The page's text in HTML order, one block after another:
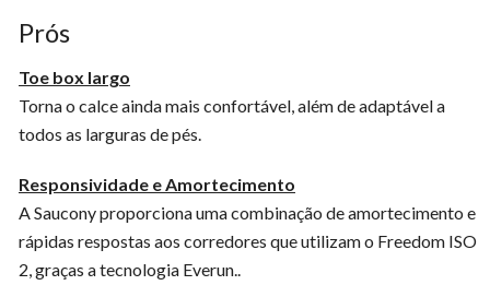
Prós
Toe box largo
Torna o calce ainda mais confortável, além de adaptável a
todos as larguras de pés.
Responsividade e Amortecimento
A Saucony proporciona uma combinação de amortecimento e
rápidas respostas aos corredores que utilizam o Freedom ISO
2, graças a tecnologia Everun..